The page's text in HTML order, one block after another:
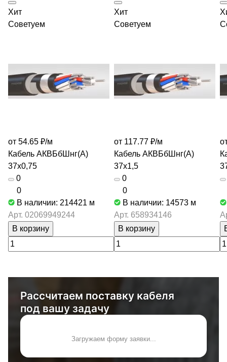
Хит
Советуем
от 54.65 ₽/м
Кабель АКВБбШнг(А)
37х0,75
0
0
В наличии: 214421 м
Арт. 02069949244
В корзину
Хит
Советуем
от 117.77 ₽/м
Кабель АКВБбШнг(А)
37х1,5
0
0
В наличии: 14573 м
Арт. 658934146
В корзину
Рассчитаем поставку кабеля
под вашу задачу
Загружаем форму заявки...